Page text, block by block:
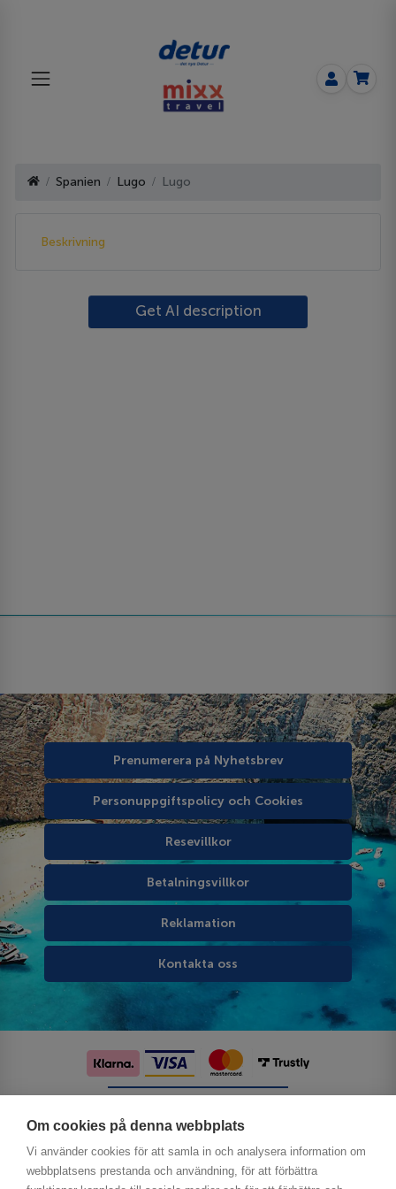
Om cookies på denna webbplats
Vi använder cookies för att samla in och analysera information om
webbplatsens prestanda och användning, för att förbättra
Spanien Lugo Lugo
Beskrivning
Get AI description
Prenumerera på Nyhetsbrev
Personuppgiftspolicy och Cookies
Resevillkor
Betalningsvillkor
Reklamation
Kontakta oss
Följ oss på sociala medier